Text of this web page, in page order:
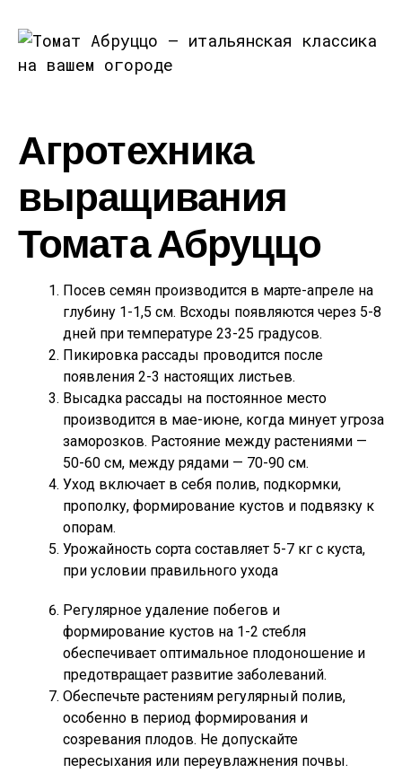
Агротехника
выращивания
Томата Абруццо
Посев семян производится в марте-апреле на
глубину 1-1,5 см. Всходы появляются через 5-8
дней при температуре 23-25 градусов.
Пикировка рассады проводится после
появления 2-3 настоящих листьев.
Высадка рассады на постоянное место
производится в мае-июне, когда минует угроза
заморозков. Растояние между растениями —
50-60 см, между рядами — 70-90 см.
Уход включает в себя полив, подкормки,
прополку, формирование кустов и подвязку к
опорам.
Урожайность сорта составляет 5-7 кг с куста,
при условии правильного ухода
Регулярное удаление побегов и
формирование кустов на 1-2 стебля
обеспечивает оптимальное плодоношение и
предотвращает развитие заболеваний.
Обеспечьте растениям регулярный полив,
особенно в период формирования и
созревания плодов. Не допускайте
пересыхания или переувлажнения почвы.